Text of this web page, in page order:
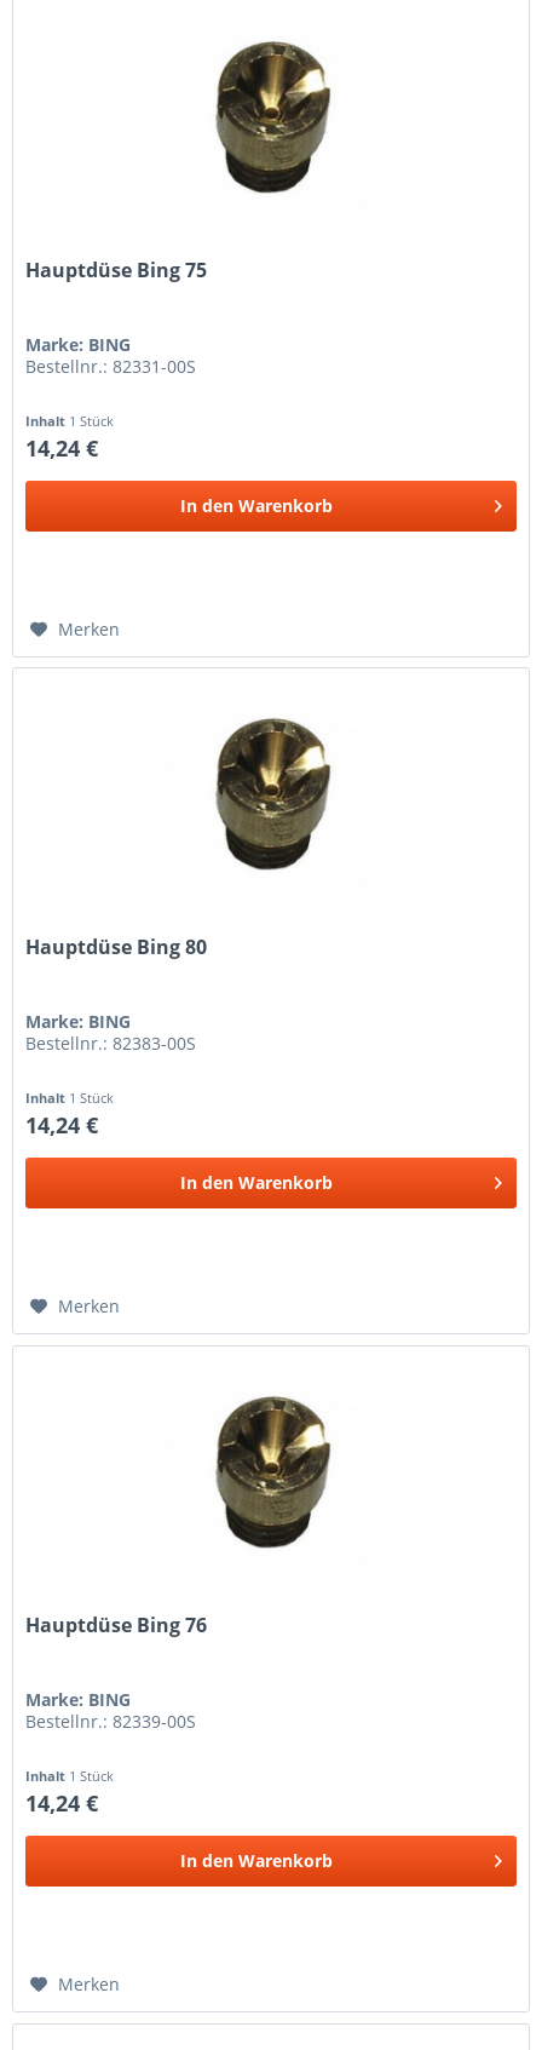
Hauptdüse Bing 75
Marke: BING
Bestellnr.: 82331-00S
Inhalt 1 Stück
14,24 €
In den Warenkorb
Merken
Hauptdüse Bing 80
Marke: BING
Bestellnr.: 82383-00S
Inhalt 1 Stück
14,24 €
In den Warenkorb
Merken
Hauptdüse Bing 76
Marke: BING
Bestellnr.: 82339-00S
Inhalt 1 Stück
14,24 €
In den Warenkorb
Merken